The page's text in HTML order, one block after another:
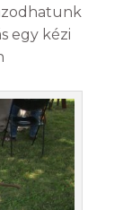
egy kézi